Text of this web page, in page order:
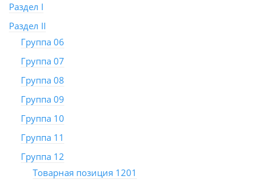
Раздел I
Раздел II
Группа 06
Группа 07
Группа 08
Группа 09
Группа 10
Группа 11
Группа 12
Товарная позиция 1201